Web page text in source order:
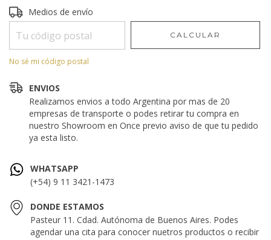
Entregas para el CP:
Medios de envío
CALCULAR
No sé mi código postal
ENVIOS
Realizamos envios a todo Argentina por mas de 20
empresas de transporte o podes retirar tu compra en
nuestro Showroom en Once previo aviso de que tu pedido
ya esta listo.
WHATSAPP
(+54) 9 11 3421-1473
DONDE ESTAMOS
Pasteur 11. Cdad. Autónoma de Buenos Aires. Podes
agendar una cita para conocer nuetros productos o recibir